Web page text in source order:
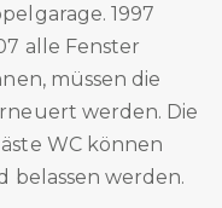
1997
alle Fenster
müssen die
werden. Die
WC können
belassen werden.